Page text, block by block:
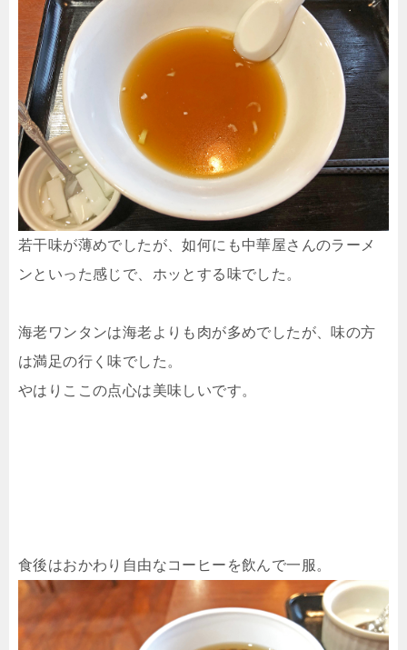
若干味が薄めでしたが、如何にも中華屋さんのラーメ
ンといった感じで、ホッとする味でした。
海老ワンタンは海老よりも肉が多めでしたが、味の方
は満足の行く味でした。
やはりここの点心は美味しいです。
食後はおかわり自由なコーヒーを飲んで一服。